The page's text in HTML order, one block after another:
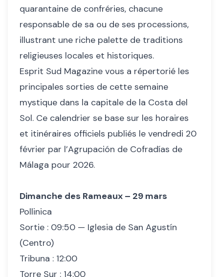
quarantaine de confréries, chacune
responsable de sa ou de ses processions,
illustrant une riche palette de traditions
religieuses locales et historiques.
Esprit Sud Magazine vous a répertorié les
principales sorties de cette semaine
mystique dans la capitale de la Costa del
Sol. Ce calendrier se base sur les horaires
et itinéraires officiels publiés le vendredi 20
février par l’Agrupación de Cofradías de
Málaga pour 2026.
Dimanche des Rameaux – 29 mars
Pollinica
Sortie : 09:50 — Iglesia de San Agustín
(Centro)
Tribuna : 12:00
Torre Sur : 14:00